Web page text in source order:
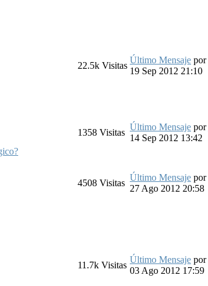
22.5k Visitas
Último Mensaje por
19 Sep 2012 21:10
1358 Visitas
Último Mensaje por
14 Sep 2012 13:42
4508 Visitas
Último Mensaje por
27 Ago 2012 20:58
11.7k Visitas
Último Mensaje por
03 Ago 2012 17:59